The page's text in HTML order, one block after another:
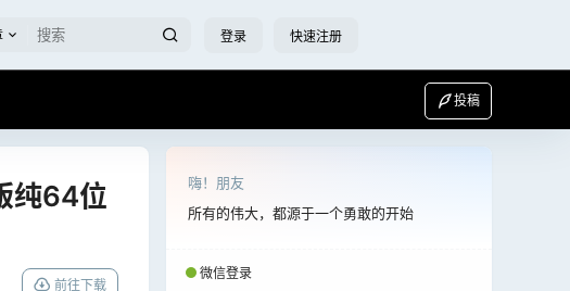
登录 快速注册
投稿
纯64位
前往下载
嗨！朋友
所有的伟大，都源于一个勇敢的开始
微信登录